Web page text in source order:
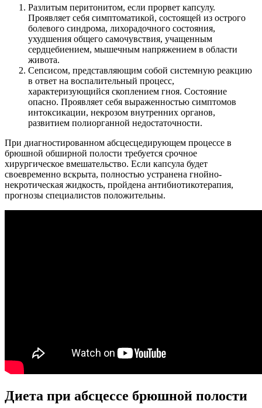
Разлитым перитонитом, если прорвет капсулу.
Проявляет себя симптоматикой, состоящей из острого
болевого синдрома, лихорадочного состояния,
ухудшения общего самочувствия, учащенным
сердцебиением, мышечным напряжением в области
живота.
Сепсисом, представляющим собой системную реакцию
в ответ на воспалительный процесс,
характеризующийся скоплением гноя. Состояние
опасно. Проявляет себя выраженностью симптомов
интоксикации, некрозом внутренних органов,
развитием полиорганной недостаточности.
При диагностированном абсцесцедирующем процессе в
брюшной обширной полости требуется срочное
хирургическое вмешательство. Если капсула будет
своевременно вскрыта, полностью устранена гнойно-
некротическая жидкость, пройдена антибиотикотерапия,
прогнозы специалистов положительны.
Диета при абсцессе брюшной полости